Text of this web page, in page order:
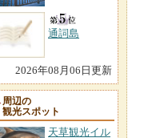
通詞島
2026年08月06日更新
周辺の
観光スポット
天草観光イル